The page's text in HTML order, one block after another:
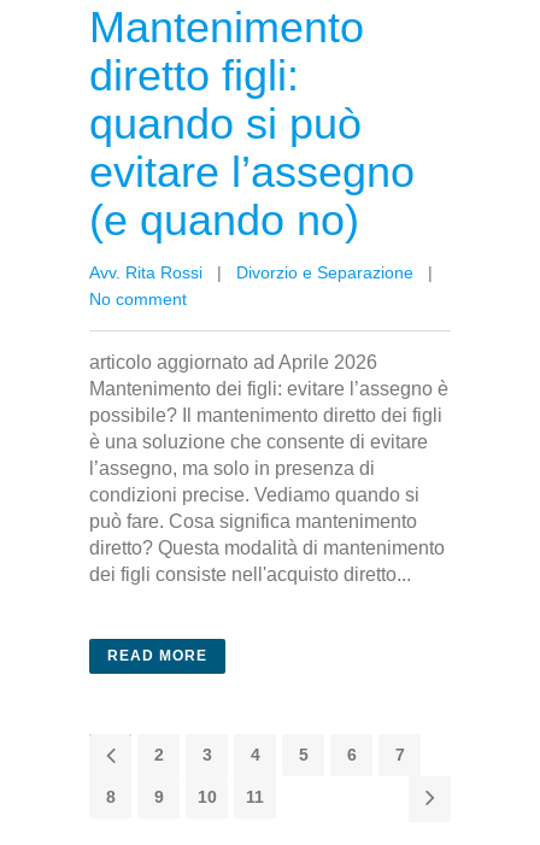
Mantenimento
diretto figli:
quando si può
evitare l’assegno
(e quando no)
Avv. Rita Rossi | Divorzio e Separazione |
No comment
articolo aggiornato ad Aprile 2026
Mantenimento dei figli: evitare l’assegno è
possibile? Il mantenimento diretto dei figli
è una soluzione che consente di evitare
l’assegno, ma solo in presenza di
condizioni precise. Vediamo quando si
può fare. Cosa significa mantenimento
diretto? Questa modalità di mantenimento
dei figli consiste nell'acquisto diretto...
READ MORE
1 2 3 4 5 6 7
8 9 10 11